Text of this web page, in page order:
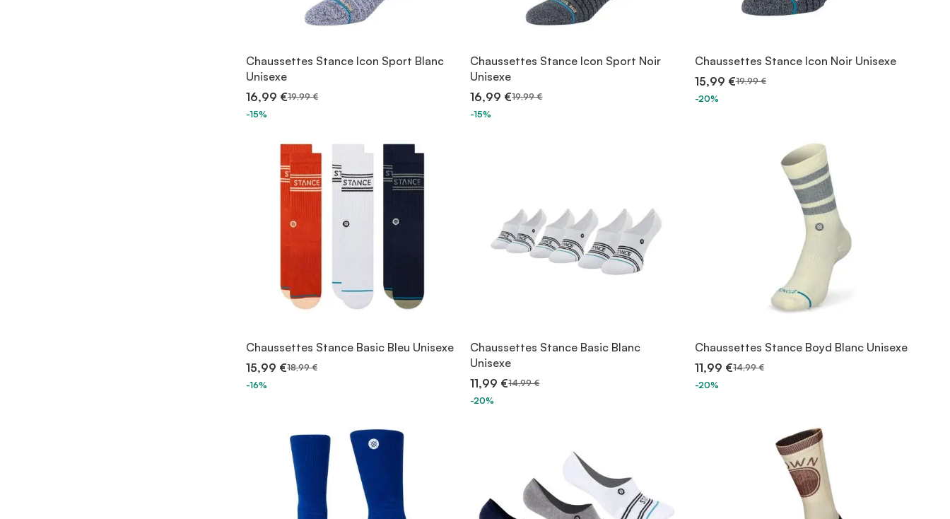
Chaussettes Stance Icon Sport Blanc
Unisexe
16,99 €19,99 €
-15%
Chaussettes Stance Icon Sport Noir
Unisexe
16,99 €19,99 €
-15%
Chaussettes Stance Icon Noir Unisexe
15,99 €19,99 €
-20%
Chaussettes Stance Basic Bleu Unisexe
15,99 €18,99 €
-16%
Chaussettes Stance Basic Blanc
Unisexe
11,99 €14,99 €
-20%
Chaussettes Stance Boyd Blanc Unisexe
11,99 €14,99 €
-20%